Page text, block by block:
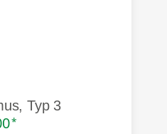
Typ 3
*